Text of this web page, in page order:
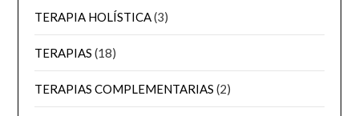
TERAPIA HOLÍSTICA(3)
TERAPIAS (18)
TERAPIAS COMPLEMENTARIAS (2)